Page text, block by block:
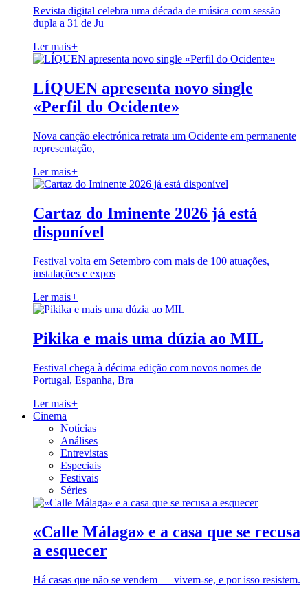
Revista digital celebra uma década de música com sessão
dupla a 31 de Ju
Ler mais+
LÍQUEN apresenta novo single
«Perfil do Ocidente»
Nova canção electrónica retrata um Ocidente em permanente
representação,
Ler mais+
Cartaz do Iminente 2026 já está
disponível
Festival volta em Setembro com mais de 100 atuações,
instalações e expos
Ler mais+
Pikika e mais uma dúzia ao MIL
Festival chega à décima edição com novos nomes de
Portugal, Espanha, Bra
Ler mais+
Cinema
Notícias
Análises
Entrevistas
Especiais
Festivais
Séries
«Calle Málaga» e a casa que se recusa
a esquecer
Há casas que não se vendem — vivem-se, e por isso resistem.